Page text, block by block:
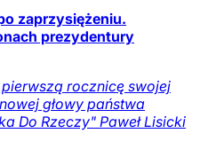
zaprzysiężeniu.
prezydentury
rocznicę swojej
głowy państwa
Do Rzeczy" Paweł Lisicki